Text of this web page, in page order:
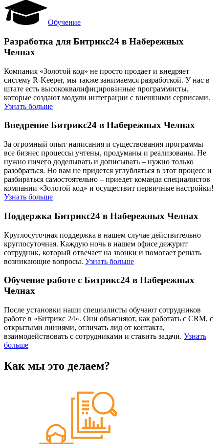
Обучение
Разработка для Битрикс24 в Набережных
Челнах
Компания «Золотой код» не просто продает и внедряет
систему R-Keeper, мы также занимаемся разработкой. У нас в
штате есть высококвалифицированные программисты,
которые создают модули интеграции с внешними сервисами.
Узнать больше
Внедрение Битрикс24 в Набережных Челнах
За огромный опыт написания и существования программы
все бизнес процессы учтены, продуманы и реализованы. Не
нужно ничего доделывать и дописывать – нужно только
разобраться. Но вам не придется углубляться в этот процесс и
разбираться самостоятельно – приедет команда специалистов
компании «Золотой код» и осуществит первичные настройки!
Узнать больше
Поддержка Битрикс24 в Набережных Челнах
Круглосуточная поддержка в нашем случае действительно
круглосуточная. Каждую ночь в нашем офисе дежурит
сотрудник, который отвечает на звонки и помогает решать
возникающие вопросы. Узнать больше
Обучение работе с Битрикс24 в Набережных
Челнах
После установки наши специалисты обучают сотрудников
работе в «Битрикс 24». Они объясняют, как работать с CRM, с
открытыми линиями, отличать лид от контакта,
взаимодействовать с сотрудниками и ставить задачи. Узнать
больше
Как мы это делаем?